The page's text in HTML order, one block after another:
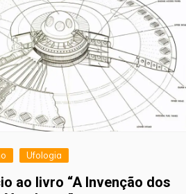
Ufologia
ao livro “A Invenção dos